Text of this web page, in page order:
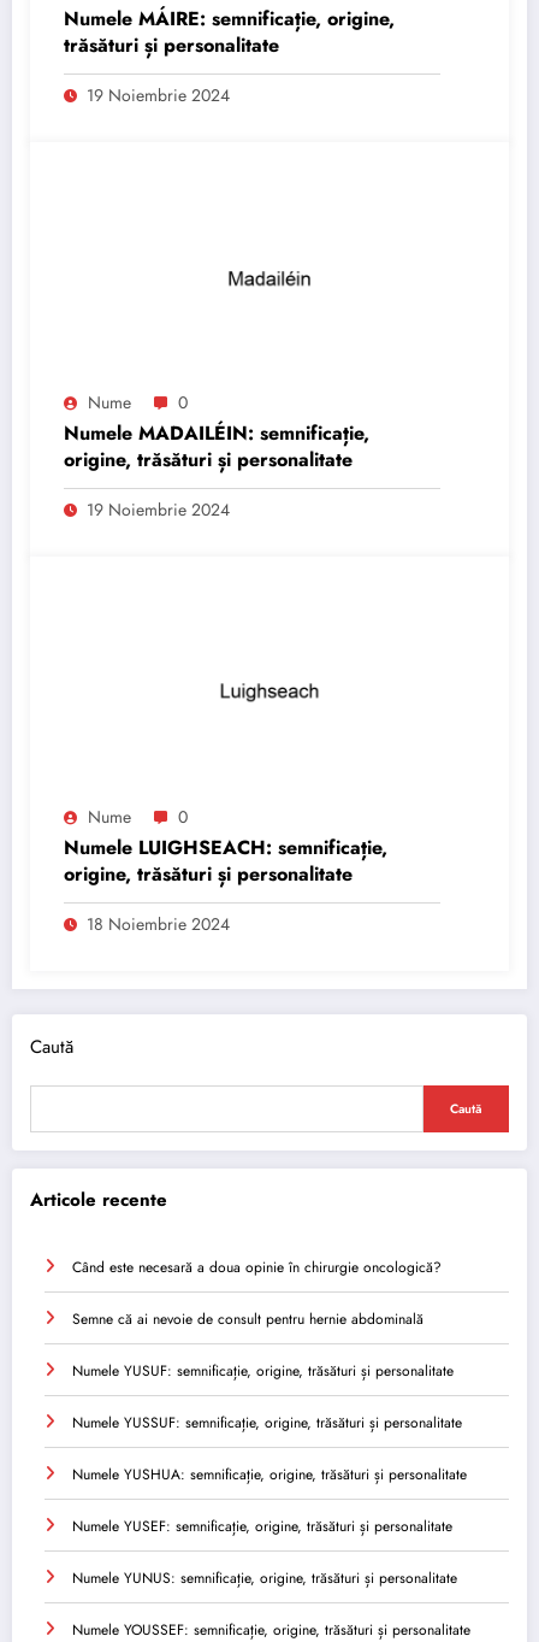
Numele MÁIRE: semnificație, origine,
trăsături și personalitate
19 Noiembrie 2024
Nume 0
Numele MADAILÉIN: semnificație,
origine, trăsături și personalitate
19 Noiembrie 2024
Nume 0
Numele LUIGHSEACH: semnificație,
origine, trăsături și personalitate
18 Noiembrie 2024
Caută
Caută
Articole recente
Când este necesară a doua opinie în chirurgie oncologică?
Semne că ai nevoie de consult pentru hernie abdominală
Numele YUSUF: semnificație, origine, trăsături și personalitate
Numele YUSSUF: semnificație, origine, trăsături și personalitate
Numele YUSHUA: semnificație, origine, trăsături și personalitate
Numele YUSEF: semnificație, origine, trăsături și personalitate
Numele YUNUS: semnificație, origine, trăsături și personalitate
Numele YOUSSEF: semnificație, origine, trăsături și personalitate